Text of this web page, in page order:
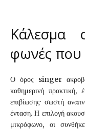
Κάλεσμα
φωνές που
Ο όρος singer
καθημερινή πρακτική,
επιβίωσης· σωστή
ένταση. Η επιλογή
μικρόφωνο, οι